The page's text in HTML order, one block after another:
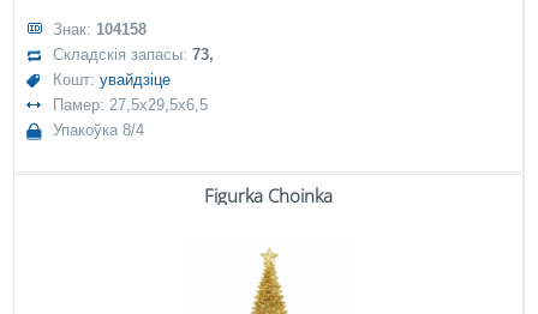
Знак: 104158
Складскія запасы:73,
Кошт:увайдзіце
Памер: 27,5x29,5x6,5
Упакоўка 8/4
Figurka Choinka